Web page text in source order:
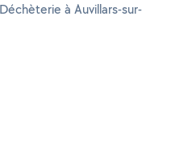
à Auvillars-sur-